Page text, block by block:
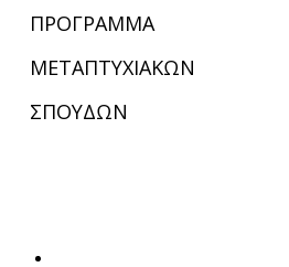
ΠΡΟΓΡΑΜΜΑ
ΜΕΤΑΠΤΥΧΙΑΚΩΝ
ΣΠΟΥΔΩΝ